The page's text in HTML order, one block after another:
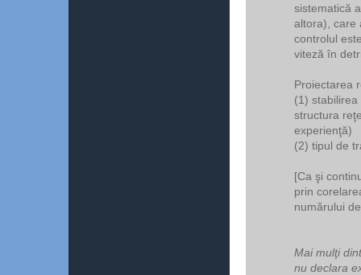
sistematică
altora), care
controlul
viteză în
Proiectarea
(1)
structura
experienţă)
(2) tipul de
[Ca şi
prin
numărului
Mai mulţi
nu declara